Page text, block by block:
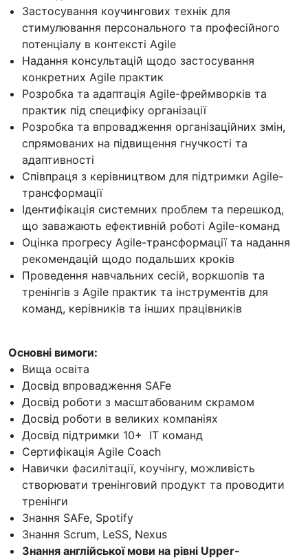
Застосування коучингових технік для
стимулювання персонального та професійного
потенціалу в контексті Agile
Надання консультацій щодо застосування
конкретних Agile практик
Розробка та адаптація Agile-фреймворків та
практик під специфіку організації
Розробка та впровадження організаційних змін,
спрямованих на підвищення гнучкості та
адаптивності
Співпраця з керівництвом для підтримки Agile-
трансформації
Ідентифікація системних проблем та перешкод,
що заважають ефективній роботі Agile-команд
Оцінка прогресу Agile-трансформації та надання
рекомендацій щодо подальших кроків
Проведення навчальних сесій, воркшопів та
тренінгів з Agile практик та інструментів для
команд, керівників та інших працівників
Основні вимоги:
Вища освіта
Досвід впровадження SAFe
Досвід роботи з масштабованим скрамом
Досвід роботи в великих компаніях
Досвід підтримки 10+ IT команд
Сертифікація Agile Coach
Навички фасилітації, коучінгу, можливість
створювати тренінговий продукт та проводити
тренінги
Знання SAFe, Spotify
Знання Scrum, LeSS, Nexus
Знання англійської мови на рівні Upper-